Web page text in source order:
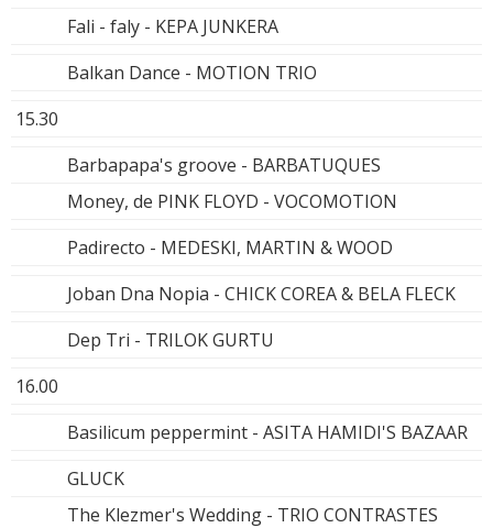
Fali - faly - KEPA JUNKERA
Balkan Dance - MOTION TRIO
15.30
Barbapapa's groove - BARBATUQUES
Money, de PINK FLOYD - VOCOMOTION
Padirecto - MEDESKI, MARTIN & WOOD
Joban Dna Nopia - CHICK COREA & BELA FLECK
Dep Tri - TRILOK GURTU
16.00
Basilicum peppermint - ASITA HAMIDI'S BAZAAR
GLUCK
The Klezmer's Wedding - TRIO CONTRASTES